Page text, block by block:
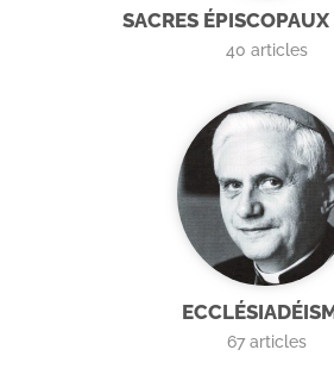
SACRES
40 articles
67articles